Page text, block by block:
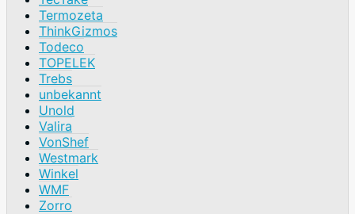
Termozeta
ThinkGizmos
Todeco
TOPELEK
Trebs
unbekannt
Unold
Valira
VonShef
Westmark
Winkel
WMF
Zorro